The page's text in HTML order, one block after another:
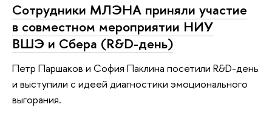
Сотрудники МЛЭНА приняли участие
в совместном мероприятии НИУ
ВШЭ и Сбера (R&D-день)
Петр Паршаков и София Паклина посетили R&D-день
и выступили с идеей диагностики эмоционального
выгорания.